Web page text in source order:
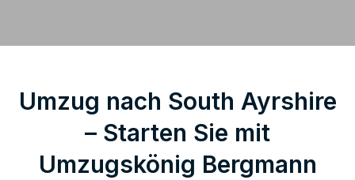
Umzug nach South Ayrshire
– Starten Sie mit
Umzugskönig Bergmann